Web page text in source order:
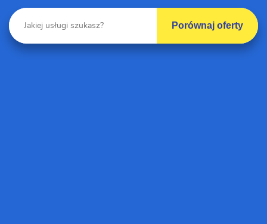
Porównaj oferty